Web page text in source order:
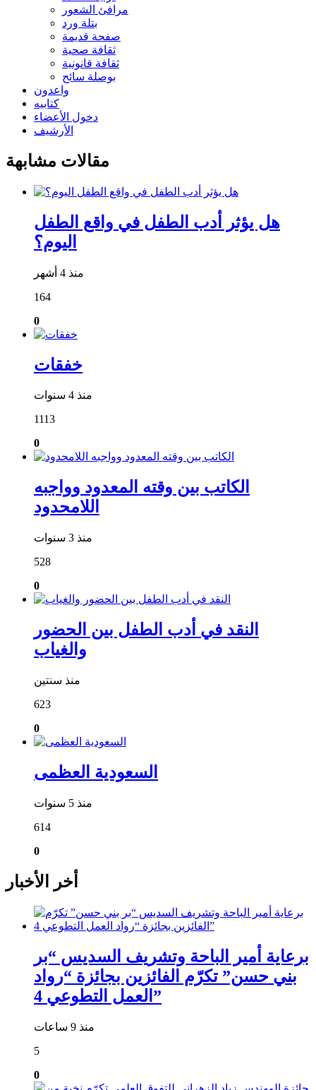
مرافئ الشعور
بتلة ورد
صفحة قديمة
ثقافة صحية
ثقافة قانونية
بوصلة سائح
واعدون
كتابيه
دخول الأعضاء
الأرشيف
مقالات مشابهة
هل يؤثر أدب الطفل في واقع الطفل
اليوم؟
منذ 4 أشهر
164
0
خفقات
منذ 4 سنوات
1113
0
الكاتب بين وقته المعدود وواجبه
اللامحدود
منذ 3 سنوات
528
0
النقد في أدب الطفل بين الحضور
والغياب
منذ سنتين
623
0
السعودية العظمى
منذ 5 سنوات
614
0
أخر الأخبار
برعاية أمير الباحة وتشريف السديس “بر
بني حسن” تكرّم الفائزين بجائزة “رواد
العمل التطوعي 4”
منذ 9 ساعات
5
0